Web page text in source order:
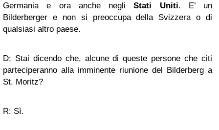
Germania e ora anche negliStati Uniti. E’ un
Bilderberger e non si preoccupa della Svizzera o di
qualsiasi altro paese.
D: Stai dicendo che, alcune di queste persone che citi
parteciperanno alla imminente riunione del Bilderberg a
St. Moritz?
R: Sì.